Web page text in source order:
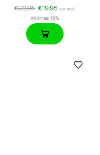
€22,95 €19,95 iva incl.
Ahorras: 13%